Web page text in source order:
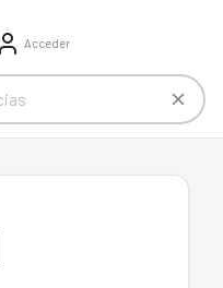
Acceder